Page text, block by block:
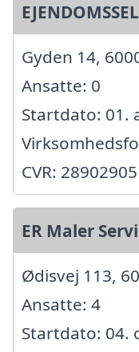
Gyden 14,
Ansatte: 0
Startdato: 01.
CVR: 28902905
ER Maler
Ødisvej 113,
Ansatte: 4
Startdato: 04.